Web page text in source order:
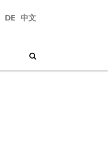
DE 中文